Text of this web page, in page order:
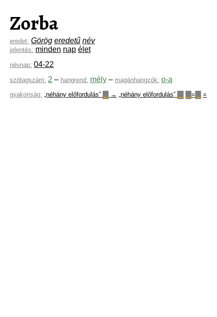
Zorba
eredet: Görög eredetű név
jelentés: minden nap élet
névnap: 04-22
szótagszám: 2 – hangrend: mély – magánhangzók: o-a
gyakoriság: „néhány előfordulás” → „néhány előfordulás” = =